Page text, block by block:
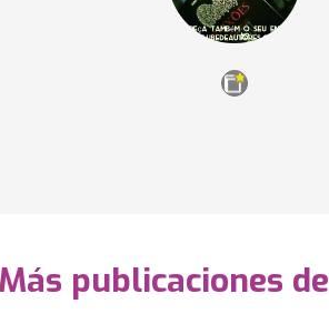
Más publicaciones